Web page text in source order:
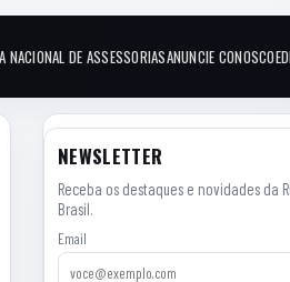
NACIONAL DE ASSESSORIASANUNCIE CONOSCO
NEWSLETTER
Receba os destaques e novidades da
Brasil.
Email